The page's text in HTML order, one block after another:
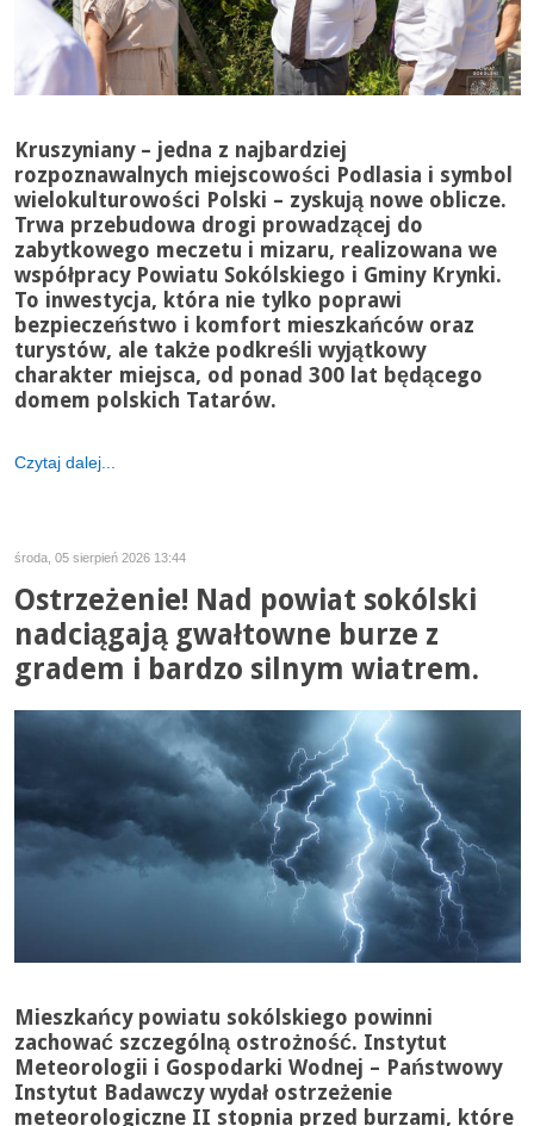
Kruszyniany – jedna z najbardziej
rozpoznawalnych miejscowości Podlasia i symbol
wielokulturowości Polski – zyskują nowe oblicze.
Trwa przebudowa drogi prowadzącej do
zabytkowego meczetu i mizaru, realizowana we
współpracy Powiatu Sokólskiego i Gminy Krynki.
To inwestycja, która nie tylko poprawi
bezpieczeństwo i komfort mieszkańców oraz
turystów, ale także podkreśli wyjątkowy
charakter miejsca, od ponad 300 lat będącego
domem polskich Tatarów.
Czytaj dalej...
środa, 05 sierpień 2026 13:44
Ostrzeżenie! Nad powiat sokólski
nadciągają gwałtowne burze z
gradem i bardzo silnym wiatrem.
Mieszkańcy powiatu sokólskiego powinni
zachować szczególną ostrożność. Instytut
Meteorologii i Gospodarki Wodnej – Państwowy
Instytut Badawczy wydał ostrzeżenie
meteorologiczne II stopnia przed burzami, które